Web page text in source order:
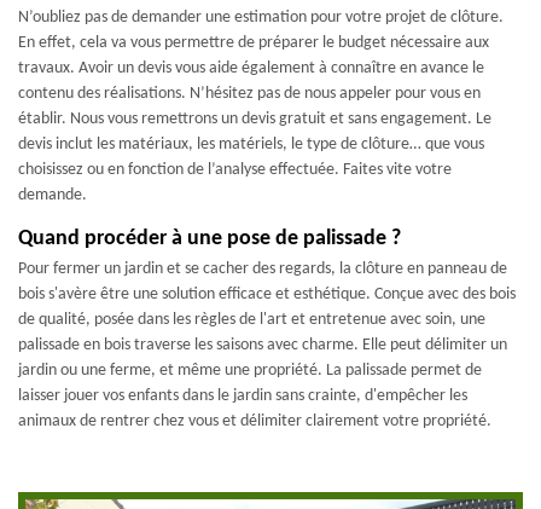
N’oubliez pas de demander une estimation pour votre projet de clôture.
En effet, cela va vous permettre de préparer le budget nécessaire aux
travaux. Avoir un devis vous aide également à connaître en avance le
contenu des réalisations. N’hésitez pas de nous appeler pour vous en
établir. Nous vous remettrons un devis gratuit et sans engagement. Le
devis inclut les matériaux, les matériels, le type de clôture… que vous
choisissez ou en fonction de l’analyse effectuée. Faites vite votre
demande.
Quand procéder à une pose de palissade ?
Pour fermer un jardin et se cacher des regards, la clôture en panneau de
bois s'avère être une solution efficace et esthétique. Conçue avec des bois
de qualité, posée dans les règles de l'art et entretenue avec soin, une
palissade en bois traverse les saisons avec charme. Elle peut délimiter un
jardin ou une ferme, et même une propriété. La palissade permet de
laisser jouer vos enfants dans le jardin sans crainte, d'empêcher les
animaux de rentrer chez vous et délimiter clairement votre propriété.